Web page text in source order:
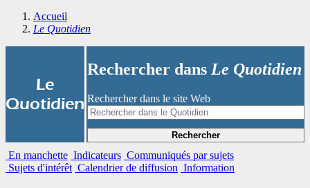
Accueil
Le Quotidien
Le
Quotidien
Rechercher dans Le Quotidien
Rechercher dans le site Web
Rechercher
En manchette Indicateurs Communiqués par sujets
Sujets d'intérêt Calendrier de diffusion Information